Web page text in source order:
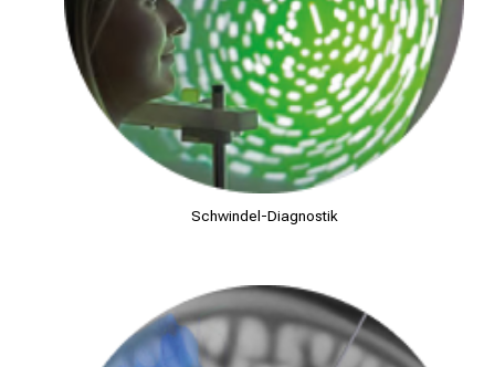
Schwindel-Diagnostik